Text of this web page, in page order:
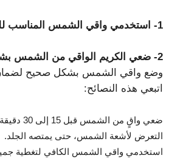
1- استخدمي واقي الشمس المناسب للحمل.
2- ضعي الكريم الواقي من الشمس بشكل صحيح:
وضع واقي الشمس بشكل صحيح لضمان
اتبعي هذه النصائح:
ضعي واقٍ من
التعرض لأشعة الشمس، حتى يمتصه الجلد.
استخدمي واقي الشمس الكافي لتغطية